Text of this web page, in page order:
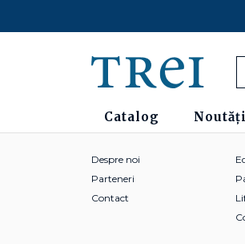
Catalog Noutăți
Despre noi
Parteneri
Contact